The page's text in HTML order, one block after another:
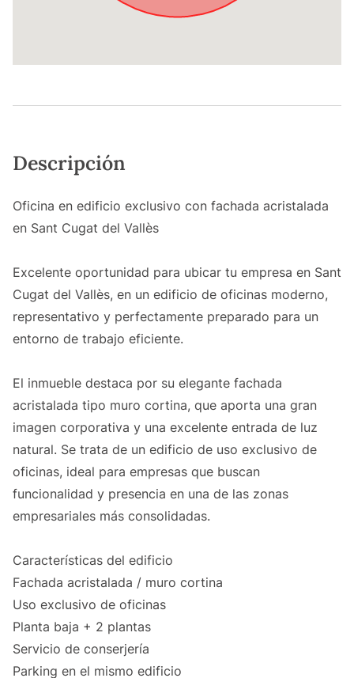
Descripción
Oficina en edificio exclusivo con fachada acristalada
en Sant Cugat del Vallès
Excelente oportunidad para ubicar tu empresa en Sant
Cugat del Vallès, en un edificio de oficinas moderno,
representativo y perfectamente preparado para un
entorno de trabajo eficiente.
El inmueble destaca por su elegante fachada
acristalada tipo muro cortina, que aporta una gran
imagen corporativa y una excelente entrada de luz
natural. Se trata de un edificio de uso exclusivo de
oficinas, ideal para empresas que buscan
funcionalidad y presencia en una de las zonas
empresariales más consolidadas.
Características del edificio
Fachada acristalada / muro cortina
Uso exclusivo de oficinas
Planta baja + 2 plantas
Servicio de conserjería
Parking en el mismo edificio